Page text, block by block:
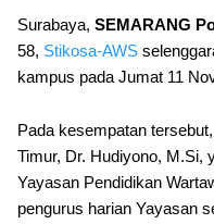
Surabaya, SEMARANG
58, Stikosa-AWS
kampus pada Jumat 11
Pada kesempatan
Timur, Dr. Hudiyono, M.Si,
Yayasan Pendidikan
pengurus harian Yayasan